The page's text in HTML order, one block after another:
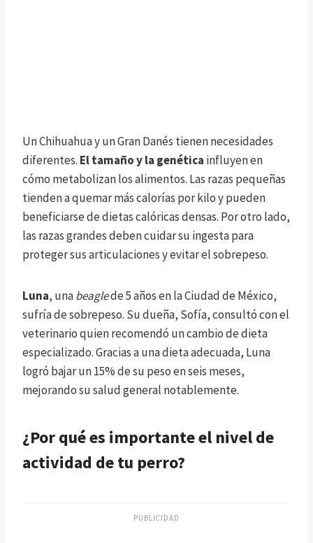
Un Chihuahua y un Gran Danés tienen necesidades
diferentes. El tamaño y la genética influyen en
cómo metabolizan los alimentos. Las razas pequeñas
tienden a quemar más calorías por kilo y pueden
beneficiarse de dietas calóricas densas. Por otro lado,
las razas grandes deben cuidar su ingesta para
proteger sus articulaciones y evitar el sobrepeso.
Luna, unabeaglede 5 años en la Ciudad de México,
sufría de sobrepeso. Su dueña, Sofía, consultó con el
veterinario quien recomendó un cambio de dieta
especializado. Gracias a una dieta adecuada, Luna
logró bajar un 15% de su peso en seis meses,
mejorando su salud general notablemente.
¿Por qué es importante el nivel de
actividad de tu perro?
PUBLICIDAD